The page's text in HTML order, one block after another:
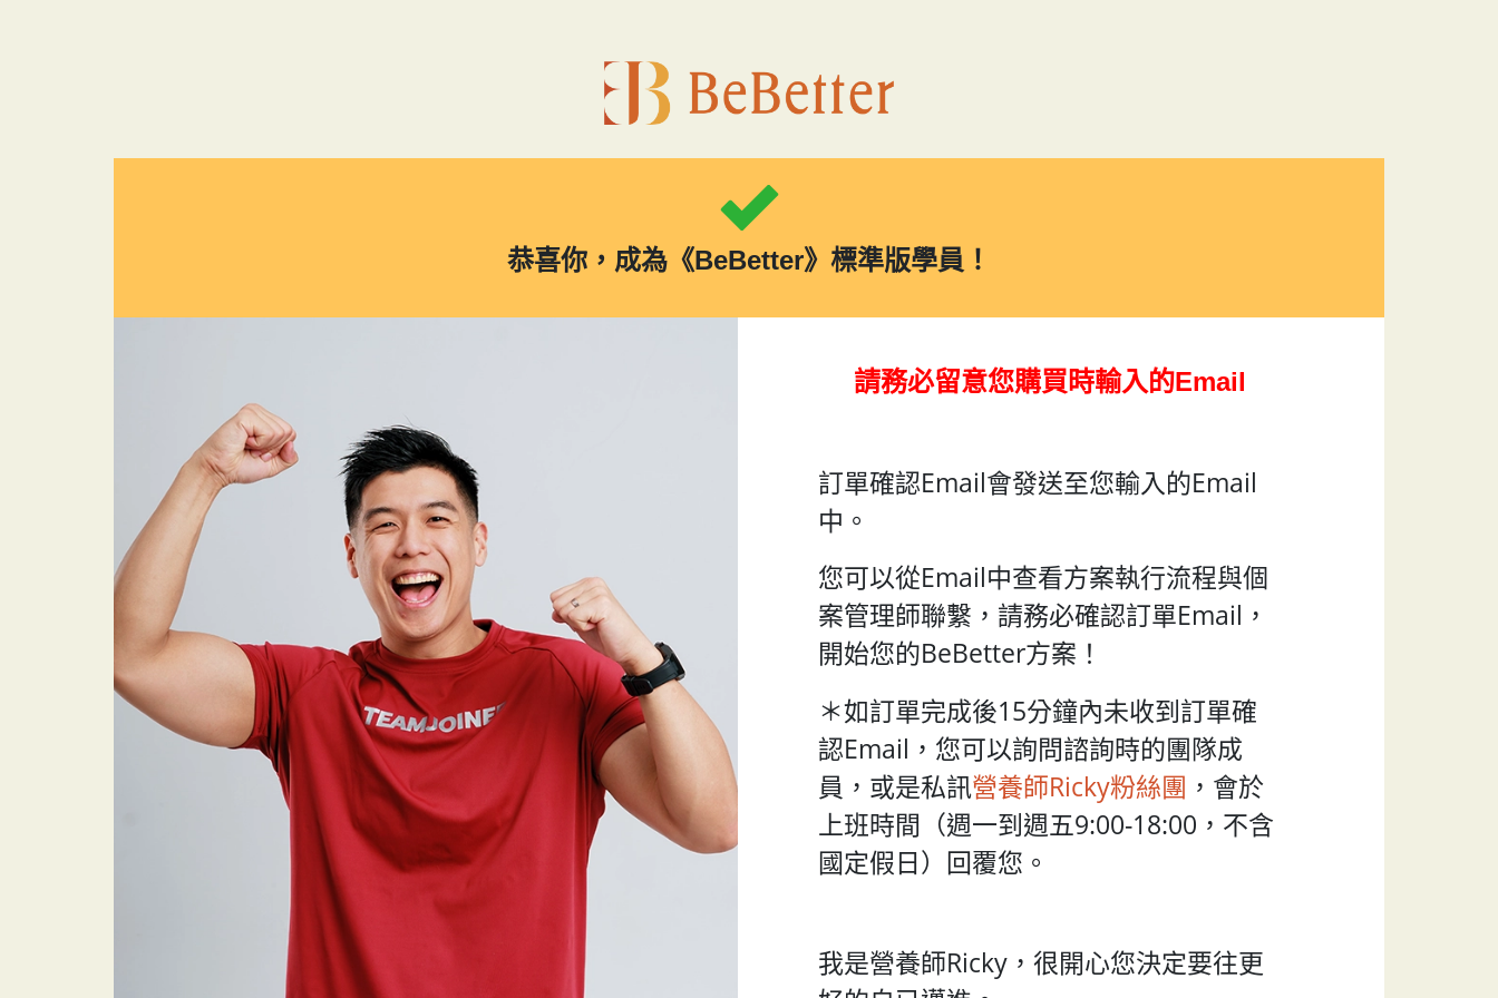
恭喜你，成為《BeBetter》標準版學員！
請務必留意您購買時輸入的Email
訂單確認Email會發送至您輸入的Email
中。
您可以從Email中查看方案執行流程與個
案管理師聯繫，請務必確認訂單Email，
開始您的BeBetter方案！
＊如訂單完成後15分鐘內未收到訂單確
認Email，您可以詢問諮詢時的團隊成
員，或是私訊營養師Ricky粉絲團 ，會於
上班時間（週一到週五9:00-18:00，不含
國定假日）回覆您。
我是營養師Ricky，很開心您決定要往更